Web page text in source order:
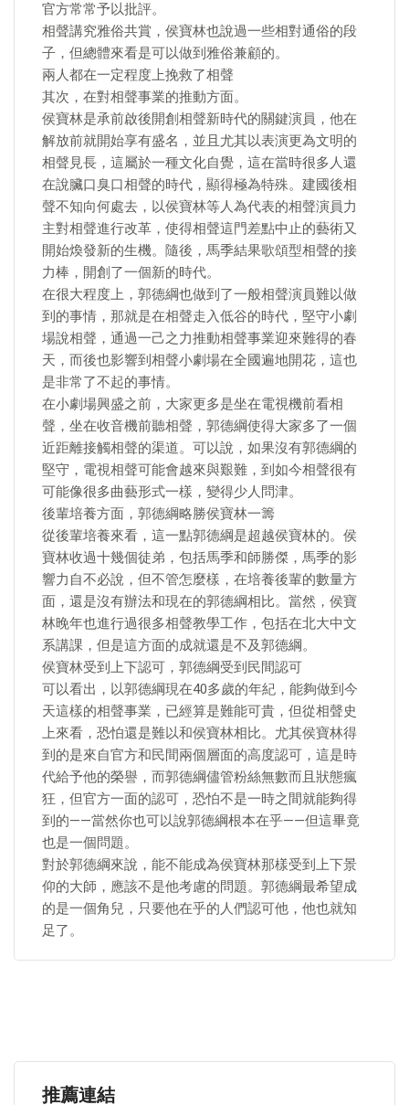
官方常常予以批評。
相聲講究雅俗共賞，侯寶林也說過一些相對通俗的段
子，但總體來看是可以做到雅俗兼顧的。
兩人都在一定程度上挽救了相聲
其次，在對相聲事業的推動方面。
侯寶林是承前啟後開創相聲新時代的關鍵演員，他在
解放前就開始享有盛名，並且尤其以表演更為文明的
相聲見長，這屬於一種文化自覺，這在當時很多人還
在說臟口臭口相聲的時代，顯得極為特殊。建國後相
聲不知向何處去，以侯寶林等人為代表的相聲演員力
主對相聲進行改革，使得相聲這門差點中止的藝術又
開始煥發新的生機。隨後，馬季結果歌頌型相聲的接
力棒，開創了一個新的時代。
在很大程度上，郭德綱也做到了一般相聲演員難以做
到的事情，那就是在相聲走入低谷的時代，堅守小劇
場說相聲，通過一己之力推動相聲事業迎來難得的春
天，而後也影響到相聲小劇場在全國遍地開花，這也
是非常了不起的事情。
在小劇場興盛之前，大家更多是坐在電視機前看相
聲，坐在收音機前聽相聲，郭德綱使得大家多了一個
近距離接觸相聲的渠道。可以說，如果沒有郭德綱的
堅守，電視相聲可能會越來與艱難，到如今相聲很有
可能像很多曲藝形式一樣，變得少人問津。
後輩培養方面，郭德綱略勝侯寶林一籌
從後輩培養來看，這一點郭德綱是超越侯寶林的。侯
寶林收過十幾個徒弟，包括馬季和師勝傑，馬季的影
響力自不必說，但不管怎麼樣，在培養後輩的數量方
面，還是沒有辦法和現在的郭德綱相比。當然，侯寶
林晚年也進行過很多相聲教學工作，包括在北大中文
系講課，但是這方面的成就還是不及郭德綱。
侯寶林受到上下認可，郭德綱受到民間認可
可以看出，以郭德綱現在40多歲的年紀，能夠做到今
天這樣的相聲事業，已經算是難能可貴，但從相聲史
上來看，恐怕還是難以和侯寶林相比。尤其侯寶林得
到的是來自官方和民間兩個層面的高度認可，這是時
代給予他的榮譽，而郭德綱儘管粉絲無數而且狀態瘋
狂，但官方一面的認可，恐怕不是一時之間就能夠得
到的——當然你也可以說郭德綱根本在乎——但這畢竟
也是一個問題。
對於郭德綱來說，能不能成為侯寶林那樣受到上下景
仰的大師，應該不是他考慮的問題。郭德綱最希望成
的是一個角兒，只要他在乎的人們認可他，他也就知
足了。
推薦連結